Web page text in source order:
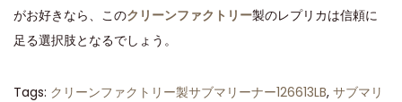
がお好きなら、このクリーンファクトリー製のレプリカは信頼に
足る選択肢となるでしょう。
Tags: クリーンファクトリー製サブマリーナー126613LB, サブマリ